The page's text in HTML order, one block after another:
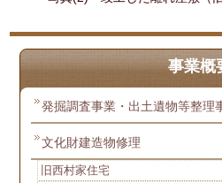
事業概
発掘調査事業・出土遺物等整理
文化財建造物修理
旧西村家住宅